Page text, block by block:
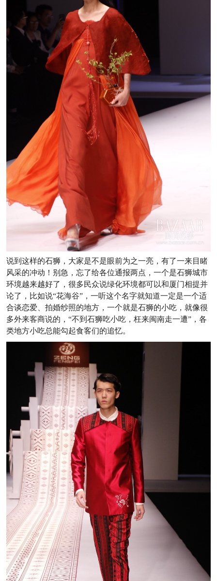
说到这样的石狮，大家是不是眼前为之一亮，有了一来目睹
风采的冲动！别急，忘了给各位通报两点，一个是石狮城市
环境越来越好了，很多民众说绿化环境都可以和厦门相提并
论了，比如说“花海谷”，一听这个名字就知道一定是一个适
合谈恋爱、拍婚纱照的地方，一个就是石狮的小吃，就像很
多外来客商说的，“不到石狮吃小吃，枉来闽南走一遭”，各
类地方小吃总能勾起食客们的追忆。